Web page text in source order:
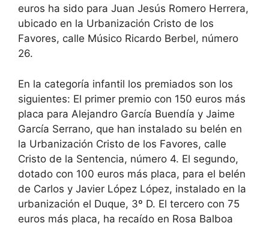
euros ha sido para Juan Jesús Romero Herrera,
ubicado en la Urbanización Cristo de los
Favores, calle Músico Ricardo Berbel, número
26.
En la categoría infantil los premiados son los
siguientes: El primer premio con 150 euros más
placa para Alejandro García Buendía y Jaime
García Serrano, que han instalado su belén en
la Urbanización Cristo de los Favores, calle
Cristo de la Sentencia, número 4. El segundo,
dotado con 100 euros más placa, para el belén
de Carlos y Javier López López, instalado en la
urbanización el Duque, 3º D. El tercero con 75
euros más placa, ha recaído en Rosa Balboa